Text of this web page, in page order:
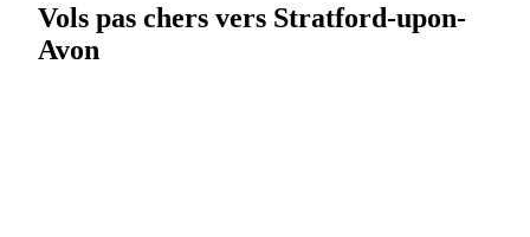
Vols pas chers vers Stratford-upon-
Avon